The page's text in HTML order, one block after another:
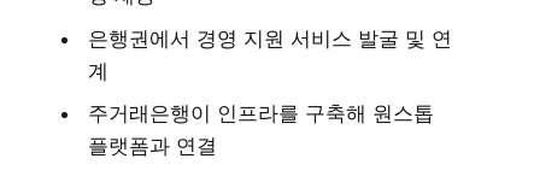
은행권에서 경영 지원 서비스 발굴 및 연
계
주거래은행이 인프라를 구축해 원스톱
플랫폼과 연결